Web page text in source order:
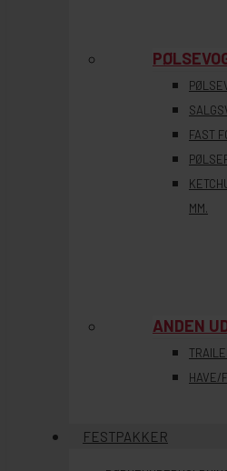
FAST
MM.
ANDEN
HAVE/
FESTPAKKER